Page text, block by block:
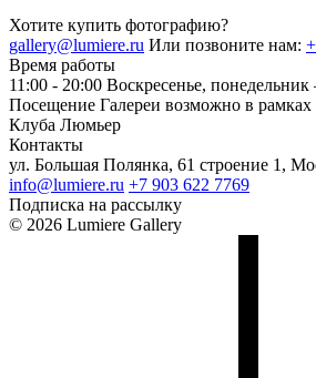
Хотите купить фотографию?
gallery@lumiere.ru Или позвоните нам:
Время работы
11:00 - 20:00 Воскресенье,
Посещение Галереи возможно в рамках
Клуба Люмьер
Контакты
ул. Большая Полянка, 61 строение 1,
info@lumiere.ru +7 903 622 7769
Подписка на рассылку
© 2026 Lumiere Gallery